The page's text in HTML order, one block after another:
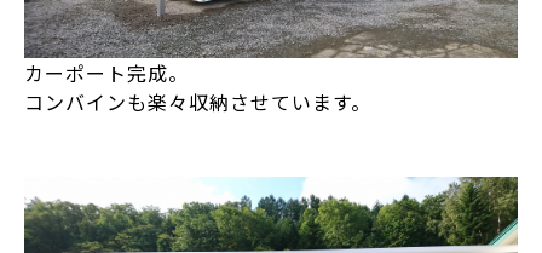
カーポート完成。
コンバインも楽々収納させています。